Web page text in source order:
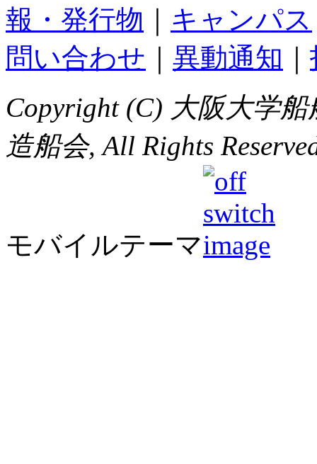
報・発行物
キャンパス
問い合わせ
異動通知
Copyright (C) 大阪大学
造船会, All Rights
モバイルテーマ